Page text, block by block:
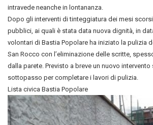
intravede neanche in lontananza.
Dopo gli interventi di tinteggiatura dei mesi
pubblici, ai quali è stata data nuova dignità, in
volontari di Bastia Popolare ha iniziato la pulizia
San Rocco con l’eliminazione delle scritte,
dalla parete. Previsto a breve un nuovo
sottopasso per completare i lavori di pulizia.
Lista civica Bastia Popolare